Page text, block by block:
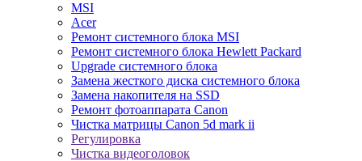
MSI
Acer
Ремонт системного блока MSI
Ремонт системного блока Hewlett Packard
Upgrade системного блока
Замена жесткого диска системного блока
Замена накопителя на SSD
Ремонт фотоаппарата Canon
Чистка матрицы Canon 5d mark ii
Регулировка
Чистка видеоголовок